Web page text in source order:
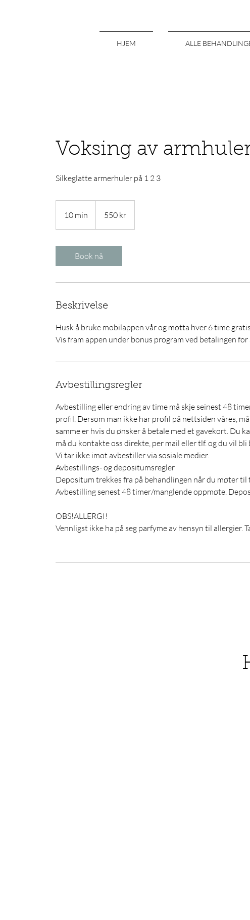
HJEM ALLE
Voksing av
Silkeglatte armerhuler på 1 2 3
10 min
0
i
n
kroner550 kr
Book nå
Beskrivelse
Husk å bruke mobilappen vår og motta hver 6 time
Vis fram appen under bonus program ved betalingen
Avbestillingsregler
Avbestilling eller endring av time må skje seinest 48
profil. Dersom man ikke har profil på nettsiden våres,
samme er hvis du ønsker å betale med et gavekort. Du
må du kontakte oss direkte, per mail eller tlf. og du vil
Vi tar ikke imot avbestiller via sosiale medier.
Avbestillings- og depositumsregler
Depositum trekkes fra på behandlingen når du møter
Avbestilling senest 48 timer/manglende oppmøte.
OBS!ALLERGI!
Vennligst ikke ha på seg parfyme av hensyn til allergier.